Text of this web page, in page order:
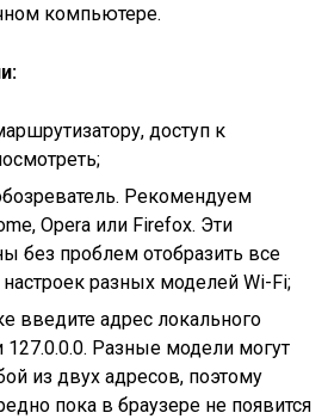
компьютере.
доступ к
Рекомендуем
Opera или Firefox. Эти
без проблем отобразить все
разных моделей Wi-Fi;
введите адрес локального
127.0.0.0. Разные модели могут
из двух адресов, поэтому
пока в браузере не появится